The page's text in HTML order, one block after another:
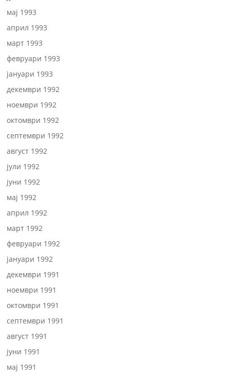
мај 1993
април 1993
март 1993
февруари 1993
јануари 1993
декември 1992
ноември 1992
октомври 1992
септември 1992
август 1992
јули 1992
јуни 1992
мај 1992
април 1992
март 1992
февруари 1992
јануари 1992
декември 1991
ноември 1991
октомври 1991
септември 1991
август 1991
јуни 1991
мај 1991